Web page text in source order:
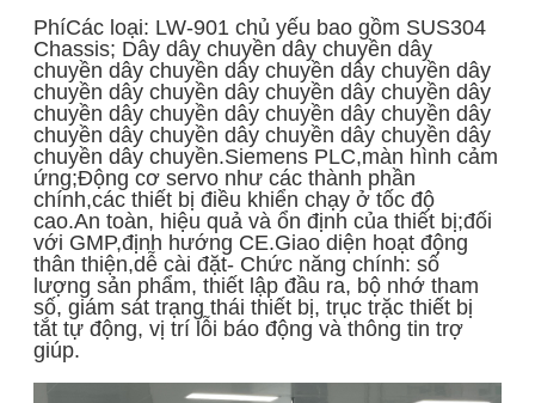
PhíCác loại: LW-901 chủ yếu bao gồm SUS304
Chassis; Dây dây chuyền dây chuyền dây
chuyền dây chuyền dây chuyền dây chuyền dây
chuyền dây chuyền dây chuyền dây chuyền dây
chuyền dây chuyền dây chuyền dây chuyền dây
chuyền dây chuyền dây chuyền dây chuyền dây
chuyền dây chuyền.Siemens PLC,màn hình cảm
ứng;Động cơ servo như các thành phần
chính,các thiết bị điều khiển chạy ở tốc độ
cao.An toàn, hiệu quả và ổn định của thiết bị;đối
với GMP,định hướng CE.Giao diện hoạt động
thân thiện,dễ cài đặt- Chức năng chính: số
lượng sản phẩm, thiết lập đầu ra, bộ nhớ tham
số, giám sát trạng thái thiết bị, trục trặc thiết bị
tắt tự động, vị trí lỗi báo động và thông tin trợ
giúp.